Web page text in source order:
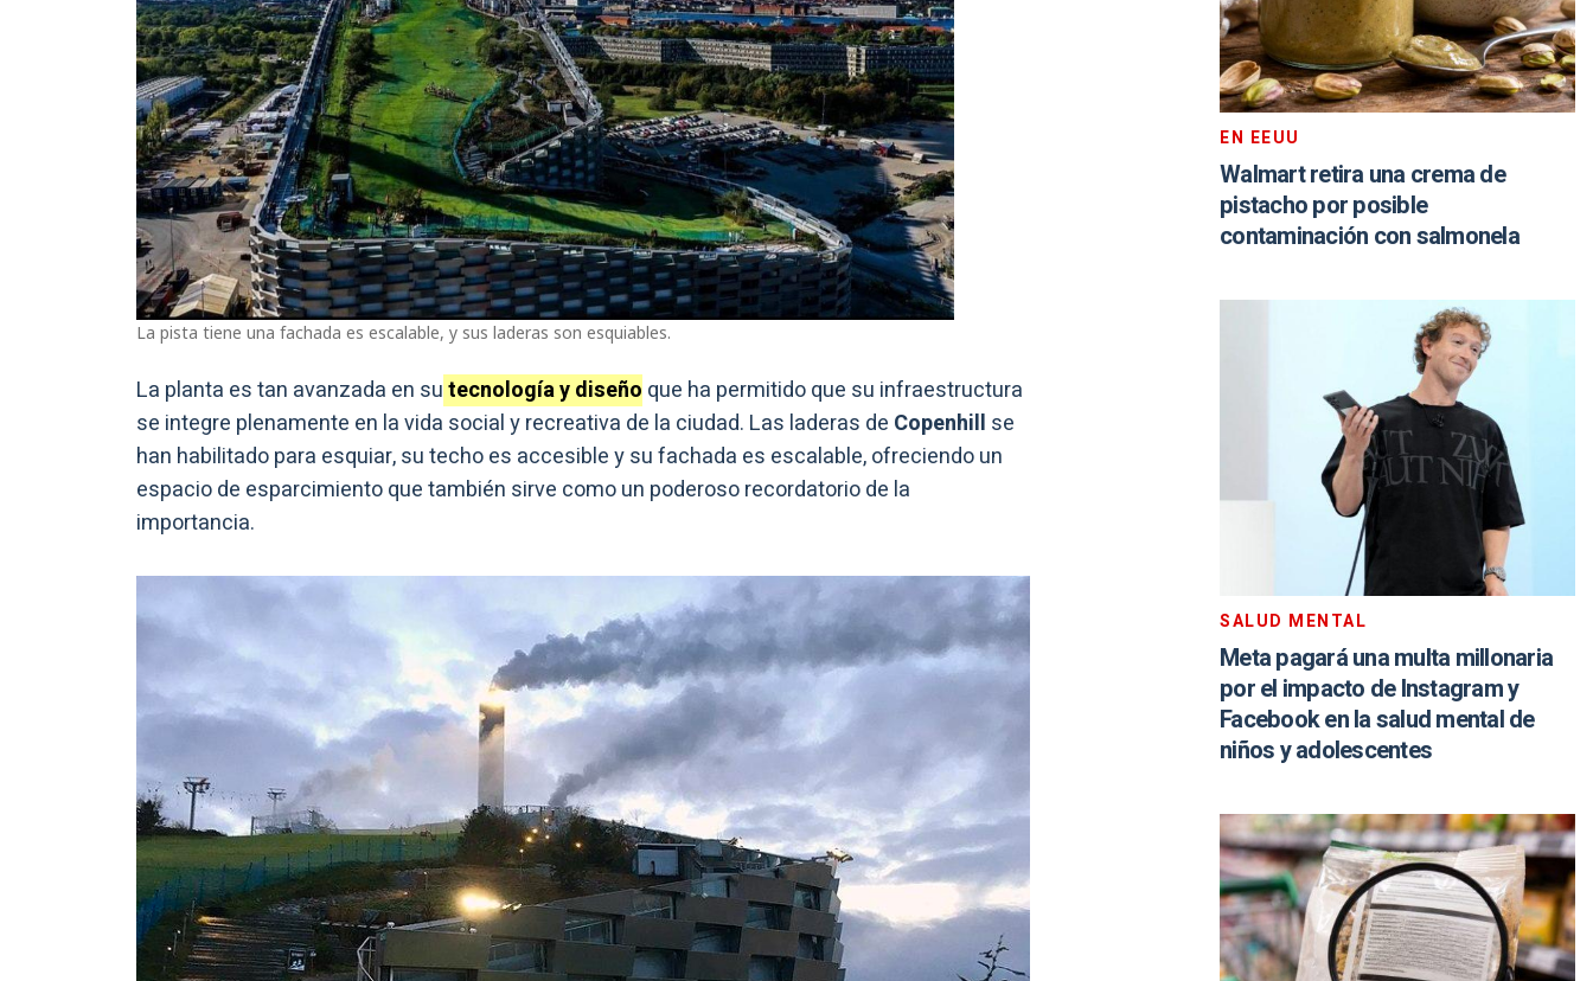
La pista tiene una fachada es escalable, y sus laderas son esquiables.
La planta es tan avanzada en sutecnología y diseño que ha permitido que su infraestructura
se integre plenamente en la vida social y recreativa de la ciudad. Las laderas de Copenhill se
han habilitado para esquiar, su techo es accesible y su fachada es escalable, ofreciendo un
espacio de esparcimiento que también sirve como un poderoso recordatorio de la
importancia.
EN EEUU
Walmart retira una crema de
pistacho por posible
contaminación con salmonela
SALUD MENTAL
Meta pagará una multa millonaria
por el impacto de Instagram y
Facebook en la salud mental de
niños y adolescentes